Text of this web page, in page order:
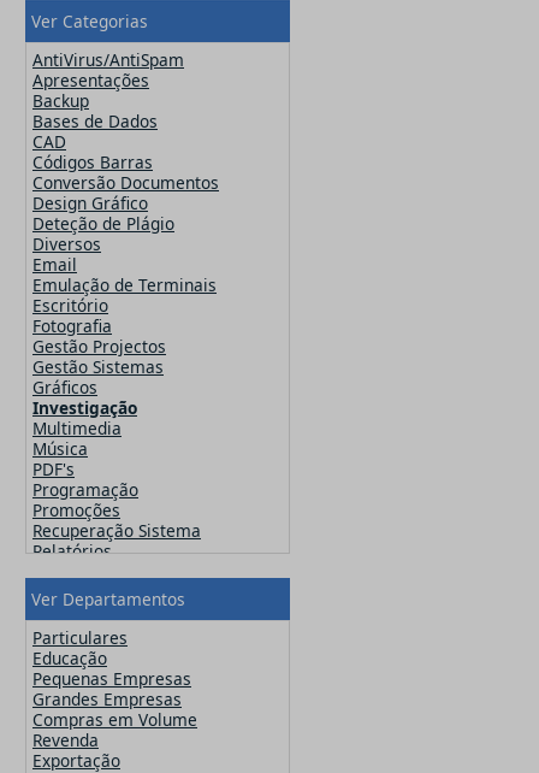
Crucial
CutePDF
CuteSoft
CZ Solution
DameWare
Datawatch
Devart
DevExpress
ElcomSoft
ESET
Exclaimer
Famatech
Faronics
FinalWire
Flexera
Flipping Book
GFI
Globalscape
IDM Computer Solutions
Incomedia Software
Infacta
Infragistics
iSpring Solutions, Inc.
Jam Software
JetBrains
Kaspersky
Lansweeper
Maxon
MAXQDA - Verbi
McAfee
Microsoft
Navicat
Nero
Netsarang
Network Automation
Ver Categorias
AntiVirus/AntiSpam
Apresentações
Backup
Bases de Dados
CAD
Códigos Barras
Conversão Documentos
Design Gráfico
Deteção de Plágio
Diversos
Email
Emulação de Terminais
Escritório
Fotografia
Gestão Projectos
Gestão Sistemas
Gráficos
Investigação
Multimedia
Música
PDF's
Programação
Promoções
Recuperação Sistema
Relatórios
Sistemas Operativos
Utilitários
Video
Web Design
Ver Departamentos
Particulares
Educação
Pequenas Empresas
Grandes Empresas
Compras em Volume
Revenda
Exportação